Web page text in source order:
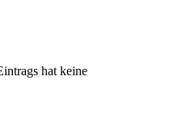
hat keine